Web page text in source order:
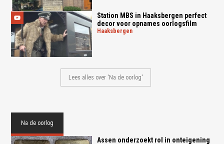
Station MBS in Haaksbergen perfect
decor voor opnames oorlogsfilm
haaksbergen
Lees alles over 'Na de oorlog'
Na de oorlog
Assen onderzoekt rol in onteigening